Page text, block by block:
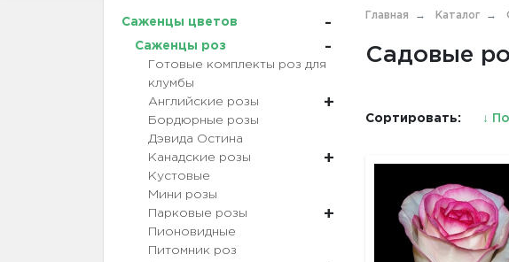
Саженцы цветов
Саженцы роз
Готовые комплекты роз для
клумбы
Английские розы
Бордюрные розы
Дэвида Остина
Канадские розы
Кустовые
Мини розы
Парковые розы
Пионовидные
Питомник роз
Главная Каталог
Садовые
Сортировать: ↓